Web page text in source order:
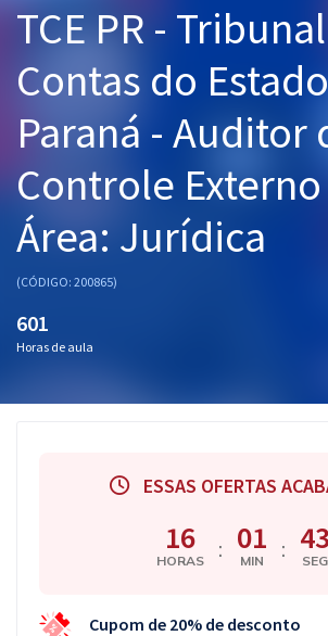
Cursos 20% OFF
Pós
Graduação
OAB
Mentorias
Questões grátis
Conteúdo gratuito
Aprovados
TCE PR -
Contas do
Paraná - Auditor
Controle
Área: Jurídica
(CÓDIGO: 200865)
601
Horas de aula
ESSAS OFERTAS
16
HORAS : 01
MIN : 43
SEG
Cupom de 20% de desconto